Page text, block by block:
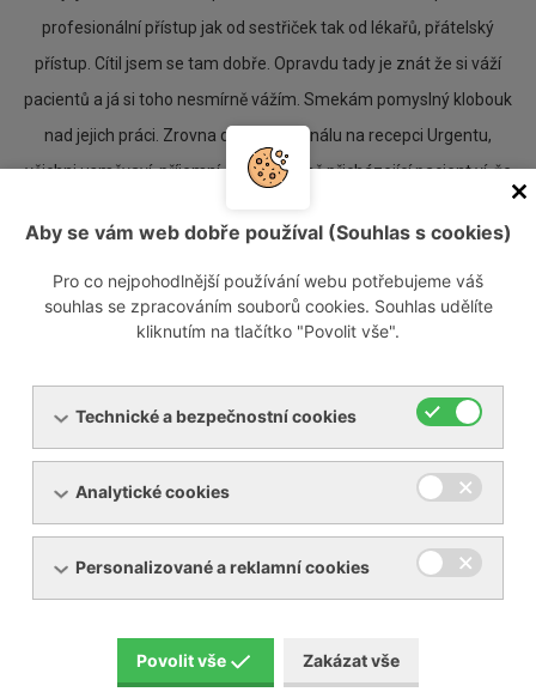
profesionální přístup jak od sestřiček tak od lékařů, přátelský
přístup. Cítil jsem se tam dobře. Opravdu tady je znát že si váží
pacientů a já si toho nesmírně vážím. Smekám pomyslný klobouk
nad jejich práci. Zrovna děkuji personálu na recepci Urgentu,
všichni usměvaví, příjemní, a tím vlastně přicházející pacient ví, že
pan J. Košut
2. 6. 2026
poskytnut při ošetření na pracovišti NUP. Úsilí a profesionalita si
zaslouží uznání a poděkování.
Aby se vám web dobře používal (Souhlas s cookies)
Pro co nejpohodlnější používání webu potřebujeme váš
souhlas se zpracováním souborů cookies. Souhlas udělíte
kliknutím na tlačítko "Povolit vše".
Technické a bezpečnostní cookies
Analytické cookies
Personalizované a reklamní cookies
Povolit vše Zakázat vše